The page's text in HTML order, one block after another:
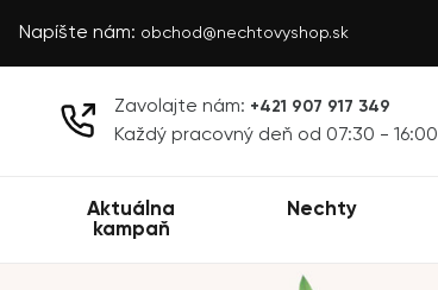
Napíšte nám: obchod@nechtovyshop.sk
Zavolajte nám: +421 907 917 349
Každý pracovný deň od 07:30 - 16:00
Aktuálna
kampaň
Nechty